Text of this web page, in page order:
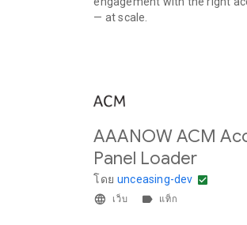
— at scale.
AAANOW ACM
Panel Loader
โดย unceasing-dev
เว็บ แท็ก